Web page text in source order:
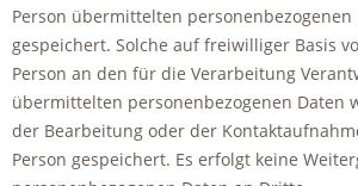
Person übermittelten
gespeichert. Solche auf freiwilliger Basis
Person an den für die Verarbeitung
übermittelten personenbezogenen Daten
der Bearbeitung oder der
Person gespeichert. Es erfolgt keine